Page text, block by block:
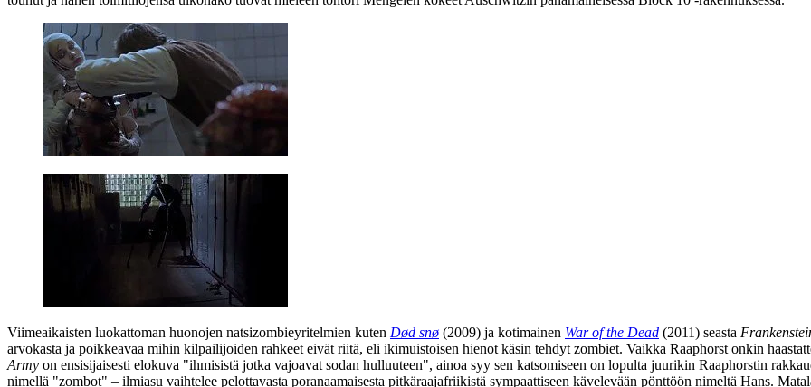
Viimeaikaisten luokattoman huonojen natsizombieyritelmien kuten Død snø (2009) ja kotimainen War of the Dead (2011) seasta
arvokasta ja poikkeavaa mihin kilpailijoiden rahkeet eivät riitä, eli ikimuistoisen hienot käsin tehdyt zombiet. Vaikka Raaphorst onkin
Army on ensisijaisesti elokuva "ihmisistä jotka vajoavat sodan hulluuteen", ainoa syy sen katsomiseen on lopulta juurikin Raaphorstin
nimellä "zombot" – ilmiasu vaihtelee pelottavasta poranaamaisesta pitkäraajafriikistä sympaattiseen kävelevään pönttöön nimeltä Hans.